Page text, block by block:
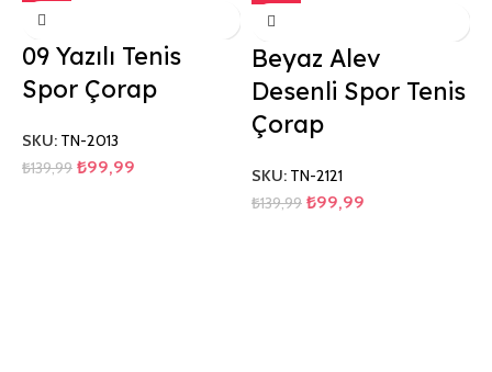
09 Yazılı Tenis
Spor Çorap
SKU: TN-2013
₺139,99 ₺99,99
Beyaz Alev
Desenli Spor Tenis
Çorap
SKU: TN-2121
₺139,99 ₺99,99